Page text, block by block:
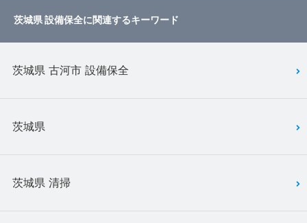
茨城県 設備保全に関連するキーワード
茨城県 古河市 設備保全
茨城県
茨城県 清掃